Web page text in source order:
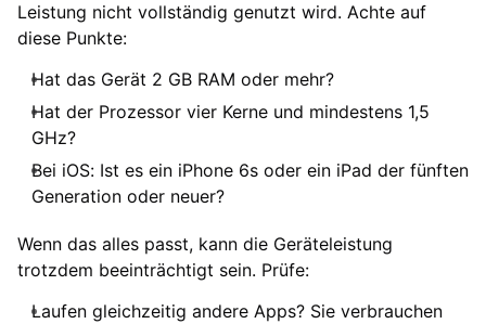
Leistung nicht vollständig genutzt wird. Achte auf
diese Punkte:
Hat das Gerät 2 GB RAM oder mehr?
Hat der Prozessor vier Kerne und mindestens 1,5
GHz?
Bei iOS: Ist es ein iPhone 6s oder ein iPad der fünften
Generation oder neuer?
Wenn das alles passt, kann die Geräteleistung
trotzdem beeinträchtigt sein. Prüfe:
Laufen gleichzeitig andere Apps? Sie verbrauchen